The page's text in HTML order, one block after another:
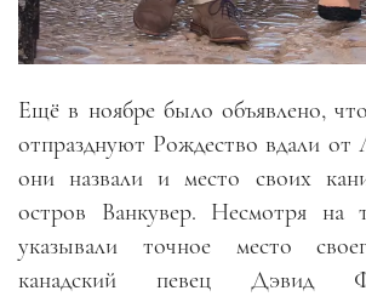
Ещё в ноябре было объявлено,
отпразднуют Рождество вдали от
они назвали и место своих
остров Ванкувер. Несмотря
указывали точное место
канадский певец Дэвид